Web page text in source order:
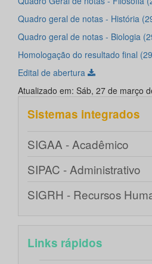
Quadro geral de notas - História
Quadro geral de notas - Biologia
Homologação do resultado final
Edital de abertura
Atualizado em: Sáb, 27 de março
Sistemas integrados
SIGAA - Acadêmico
SIPAC - Administrativo
SIGRH - Recursos
Links rápidos